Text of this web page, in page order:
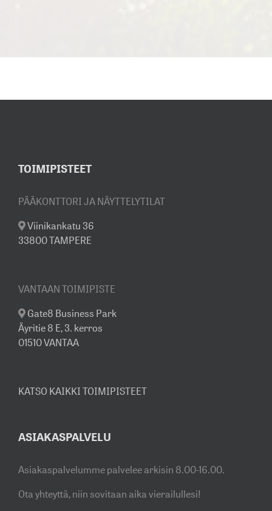
TOIMIPISTEET
PÄÄKONTTORI JA NÄYTTELYTILAT
Viinikankatu 36
33800 TAMPERE
VANTAAN TOIMIPISTE
Gate8 Business Park
Äyritie 8 E, 3. kerros
01510 VANTAA
KATSO KAIKKI TOIMIPISTEET
ASIAKASPALVELU
Asiakaspalvelumme palvelee arkisin 8.00-16.00.
Ota yhteyttä, niin sovitaan aika vierailullesi!